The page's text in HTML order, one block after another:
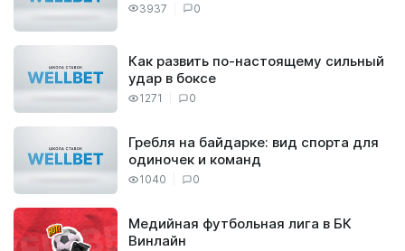
3937 0
1271 0
Как развить по-настоящему сильный
удар в боксе
1040 0
Гребля на байдарке: вид спорта для
одиночек и команд
Медийная футбольная лига в БК
Винлайн